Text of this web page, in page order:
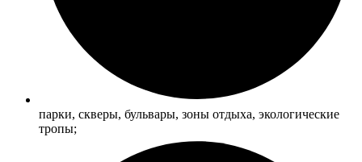
парки, скверы, бульвары, зоны отдыха, экологические
тропы;